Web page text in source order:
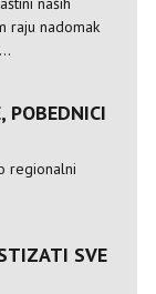
raju nadomak
POBEDNICI
regionalni
SVE